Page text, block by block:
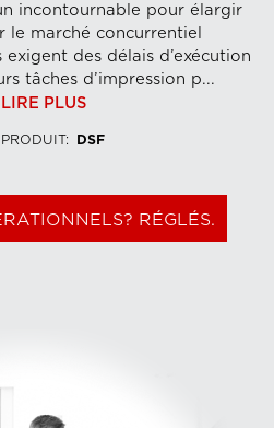
incontournable pour élargir
le marché concurrentiel
exigent des délais d’exécution
tâches d’impression p...
LIRE PLUS
: DSF
RÉGLÉS.